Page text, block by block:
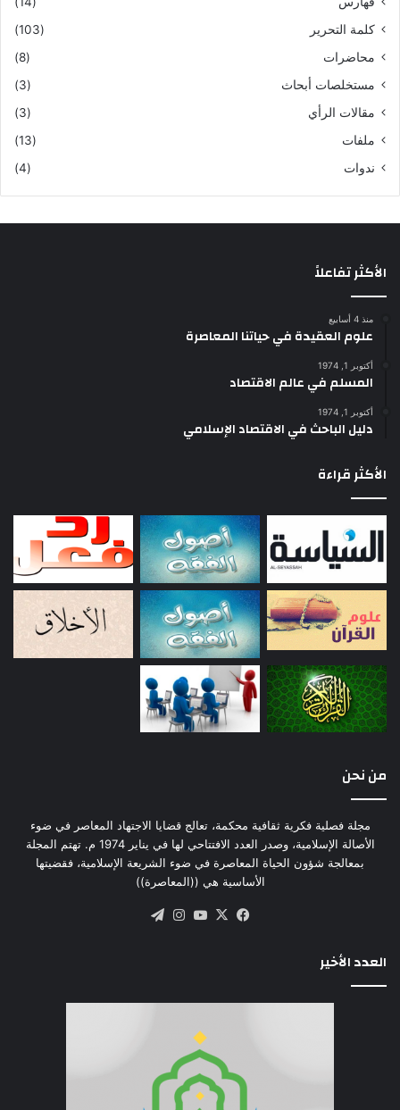
كلمة التحرير
(103)
محاضرات
(8)
مستخلصات أبحاث
(3)
مقالات الرأي
(3)
ملفات
(13)
ندوات
(4)
الأكثر تفاعلاً
منذ 4 أسابيع
علوم العقيدة في حياتنا المعاصرة
أكتوبر 1, 1974
المسلم في عالم الاقتصاد
أكتوبر 1, 1974
دليل الباحث في الاقتصاد الإسلامي
الأكثر قراءة
من نحن
مجلة فصلية فكرية ثقافية محكمة، تعالج قضايا الاجتهاد المعاصر في ضوء
الأصالة الإسلامية، وصدر العدد الافتتاحي لها في يناير 1974 م. تهتم المجلة
بمعالجة شؤون الحياة المعاصرة في ضوء الشريعة الإسلامية، فقضيتها
الأساسية هي ((المعاصرة))
فيسبوك
‫X
‫YouTube
انستقرام
العدد الأخير